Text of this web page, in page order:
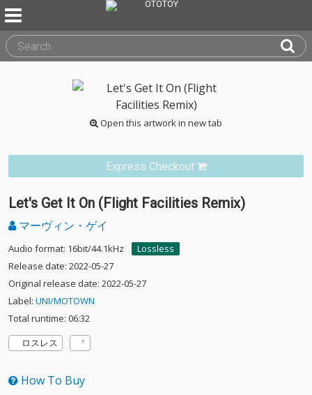
Open this artwork in new tab
Express Checkout
Let's Get It On (Flight Facilities Remix)
マーヴィン・ゲイ
Audio format: 16bit/44.1kHz
Lossless
Release date: 2022-05-27
Original release date: 2022-05-27
Label: UNI/MOTOWN
Total runtime: 06:32
ロスレス
How To Buy